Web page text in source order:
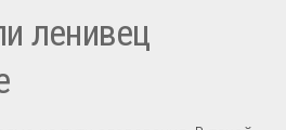
ленивец